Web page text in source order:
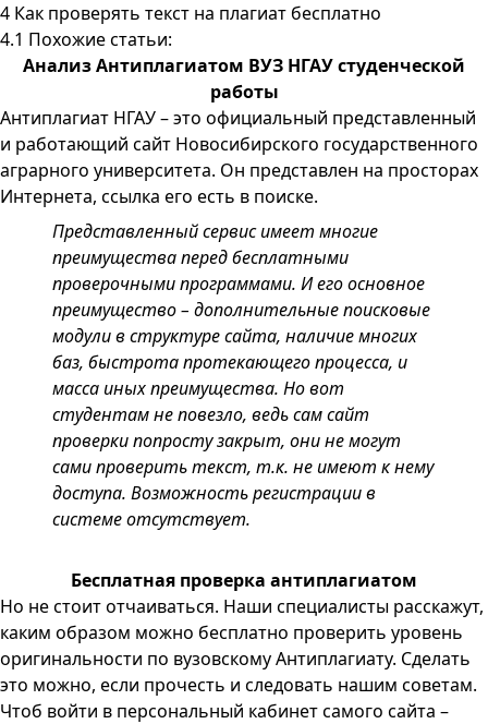
4 Как проверять текст на плагиат бесплатно
4.1 Похожие статьи:
Анализ Антиплагиатом ВУЗ НГАУ студенческой
работы
Антиплагиат НГАУ – это официальный представленный
и работающий сайт Новосибирского государственного
аграрного университета. Он представлен на просторах
Интернета, ссылка его есть в поиске.
Представленный сервис имеет многие
преимущества перед бесплатными
проверочными программами. И его основное
преимущество – дополнительные поисковые
модули в структуре сайта, наличие многих
баз, быстрота протекающего процесса, и
масса иных преимущества. Но вот
студентам не повезло, ведь сам сайт
проверки попросту закрыт, они не могут
сами проверить текст, т.к. не имеют к нему
доступа. Возможность регистрации в
системе отсутствует.
Бесплатная проверка антиплагиатом
Но не стоит отчаиваться. Наши специалисты расскажут,
каким образом можно бесплатно проверить уровень
оригинальности по вузовскому Антиплагиату. Сделать
это можно, если прочесть и следовать нашим советам.
Чтоб войти в персональный кабинет самого сайта –